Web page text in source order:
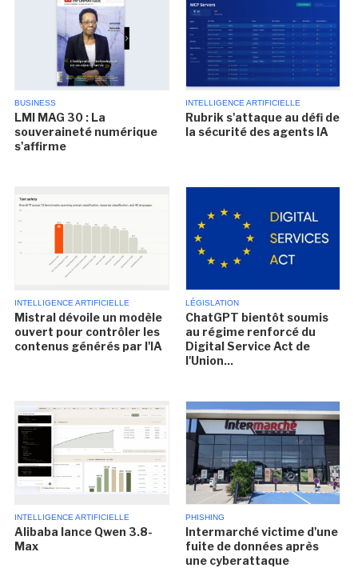
BUSINESS
LMI MAG 30 : La
souveraineté numérique
s'affirme
INTELLIGENCE ARTIFICIELLE
Rubrik s'attaque au défi de
la sécurité des agents IA
INTELLIGENCE ARTIFICIELLE
Mistral dévoile un modèle
ouvert pour contrôler les
contenus générés par l'IA
LÉGISLATION
ChatGPT bientôt soumis
au régime renforcé du
Digital Service Act de
l'Union...
INTELLIGENCE ARTIFICIELLE
Alibaba lance Qwen 3.8-
Max
PHISHING
Intermarché victime d'une
fuite de données après
une cyberattaque